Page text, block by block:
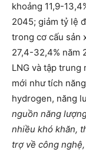
khoảng 11,9-
2045; giảm tỷ lệ
trong cơ cấu sản
27,4-32,4% năm
LNG và tập
mới như tích
hydrogen, năng
nguồn năng
nhiều khó khăn,
trợ về công